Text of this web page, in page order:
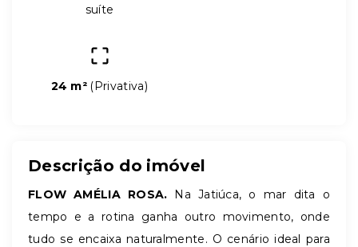
suíte
24 m² (Privativa)
Descrição do imóvel
FLOW AMÉLIA ROSA. Na Jatiúca, o mar dita o
tempo e a rotina ganha outro movimento, onde
tudo se encaixa naturalmente. O cenário ideal para